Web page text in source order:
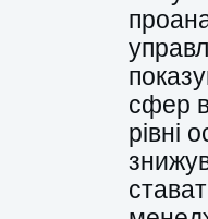
сфер
рівні